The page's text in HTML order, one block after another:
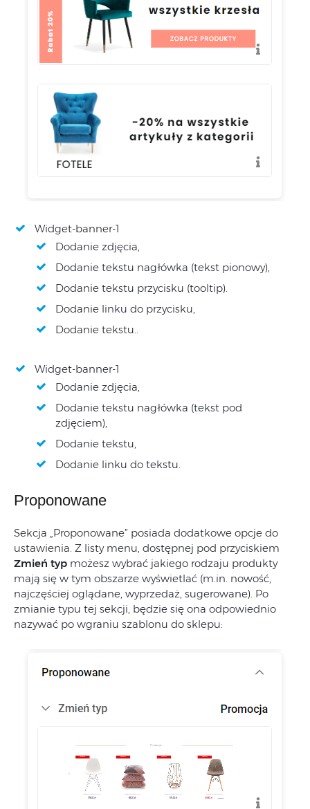
Widget-banner-1
Dodanie zdjęcia,
Dodanie tekstu nagłówka (tekst pionowy),
Dodanie tekstu przycisku (tooltip).
Dodanie linku do przycisku,
Dodanie tekstu..
Widget-banner-1
Dodanie zdjęcia,
Dodanie tekstu nagłówka (tekst pod
zdjęciem),
Dodanie tekstu,
Dodanie linku do tekstu.
Proponowane
Sekcja „Proponowane” posiada dodatkowe opcje do
ustawienia. Z listy menu, dostępnej pod przyciskiem
Zmień typ możesz wybrać jakiego rodzaju produkty
mają się w tym obszarze wyświetlać (m.in. nowość,
najczęściej oglądane, wyprzedaż, sugerowane). Po
zmianie typu tej sekcji, będzie się ona odpowiednio
nazywać po wgraniu szablonu do sklepu: